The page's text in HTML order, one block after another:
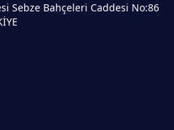
Sebze Bahçeleri Caddesi No:86